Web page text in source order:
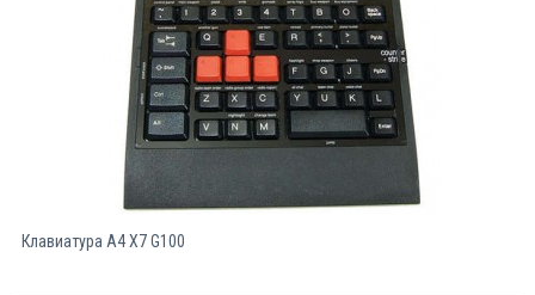
Клавиатура A4 X7 G100